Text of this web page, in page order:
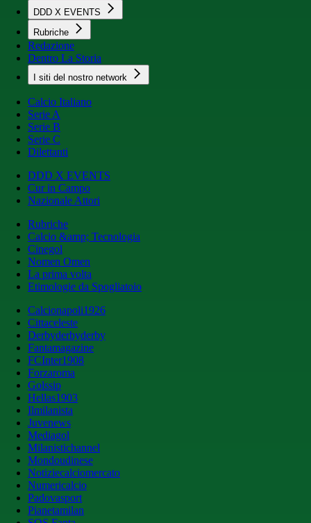
DDD X EVENTS
Rubriche
Redazione
Dentro La Storia
I siti del nostro network
Calcio Italiano
Serie A
Serie B
Serie C
Dilettanti
DDD X EVENTS
Cur in Campo
Nazionale Attori
Rubriche
Calcio &amp; Tecnologia
Cinegol
Nomen Omen
La prima volta
Etimologie da Spogliatoio
Calcionapoli1926
Cittaceleste
Derbyderbyderby
Fantamagazine
FCInter1908
Forzaroma
Golssip
Hellas1903
Ilmilanista
Juvenews
Mediagol
Milanistichannel
Mondoudinese
Notiziecalciomercato
Numericalcio
Padovasport
Pianetamilan